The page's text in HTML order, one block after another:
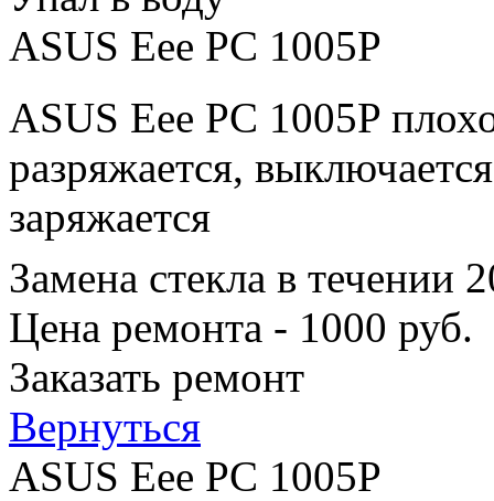
ASUS Eee PC 1005P
ASUS Eee PC 1005P
разряжается,
заряжается
Замена стекла в течении
Цена ремонта - 1000 руб.
Заказать ремонт
Вернуться
ASUS Eee PC 1005P